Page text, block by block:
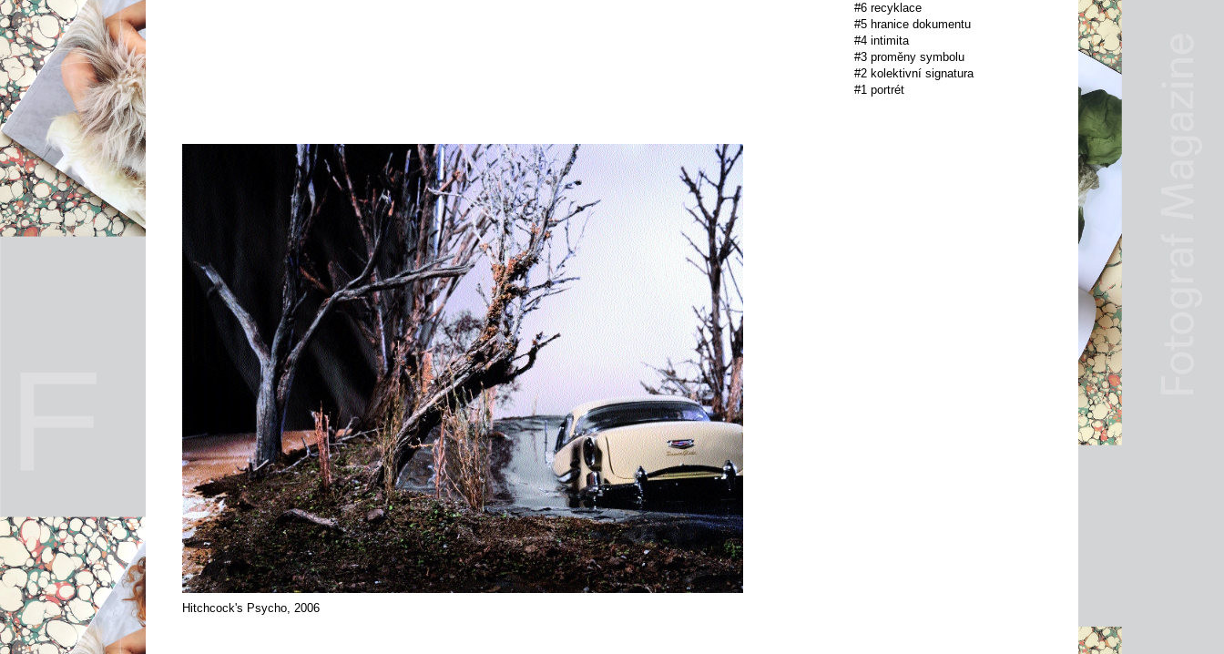
Hitchcock's Psycho, 2006
#6 recyklace
#5 hranice dokumentu
#4 intimita
#3 proměny symbolu
#2 kolektivní signatura
#1 portrét